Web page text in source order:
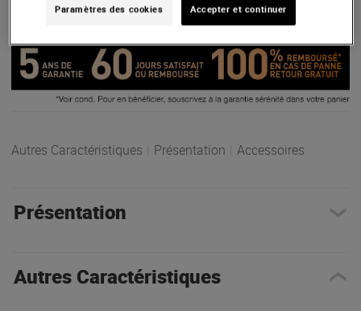
Autres Caractéristiques Présentation Accessoires
Présentation
Autres Caractéristiques
Paramètres des cookies Accepter et continuer